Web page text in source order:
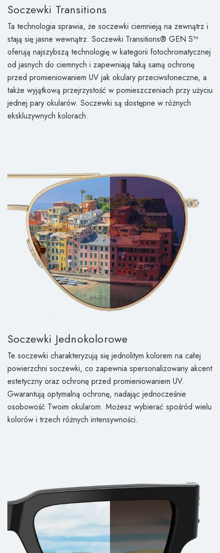
Soczewki Transitions
Ta technologia sprawia, że soczewki ciemnieją na zewnątrz i
stają się jasne wewnątrz. Soczewki Transitions® GEN S™
oferują najszybszą technologię w kategorii fotochromatycznej
od jasnych do ciemnych i zapewniają taką samą ochronę
przed promieniowaniem UV jak okulary przeciwsłoneczne, a
także wyjątkową przejrzystość w pomieszczeniach przy użyciu
jednej pary okularów. Soczewki są dostępne w różnych
ekskluzywnych kolorach.
Soczewki Jednokolorowe
Te soczewki charakteryzują się jednolitym kolorem na całej
powierzchni soczewki, co zapewnia spersonalizowany akcent
estetyczny oraz ochronę przed promieniowaniem UV.
Gwarantują optymalną ochronę, nadając jednocześnie
osobowość Twoim okularom. Możesz wybierać spośród wielu
kolorów i trzech różnych intensywności.